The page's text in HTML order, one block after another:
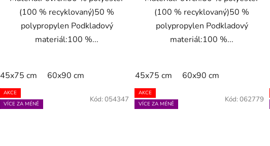
(100 % recyklovaný)50 %
polypropylen Podkladový
materiál:100 %...
45x75 cm 60x90 cm
(100 % recyklovaný)50 %
polypropylen Podkladový
materiál:100 %...
45x75 cm 60x90 cm
AKCE
VÍCE ZA MÉNĚ
Kód: 054347
AKCE
VÍCE ZA MÉNĚ
Kód: 062779